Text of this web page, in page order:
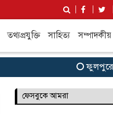
তথ্যপ্রযুক্তি সাহিত্য সম্পাদকীয়
ফুলপুরে
ফেসবুকে আমরা